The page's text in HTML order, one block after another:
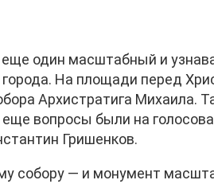
еще один масштабный и
На площади перед
Архистратига Михаила.
вопросы были на
Гришенков.
собору — и монумент